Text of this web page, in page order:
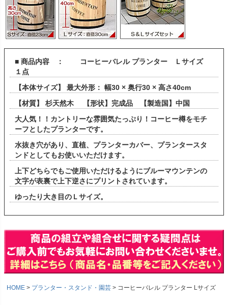
■ 商品内容 ： コーヒーバレル プランター Ｌサイズ
１点
【本体サイズ】 最大外形： 幅30 × 奥行30 × 高さ40cm
【材質】 杉天然木 【形状】完成品 【製造国】中国
大人気！！カントリーな雰囲気たっぷり！コーヒー樽をモチ
ーフとしたプランターです。
水抜き穴があり、直植、プランターカバー、プランタースタ
ンドとしてもお使いいただけます。
上下どちらでもご使用いただけるようにブルーマウンテンの
文字が表裏で上下逆さにプリントされています。
ゆったり大き目のＬサイズ。
HOME プランター・スタンド・園芸 コーヒーバレル プランター Lサイズ